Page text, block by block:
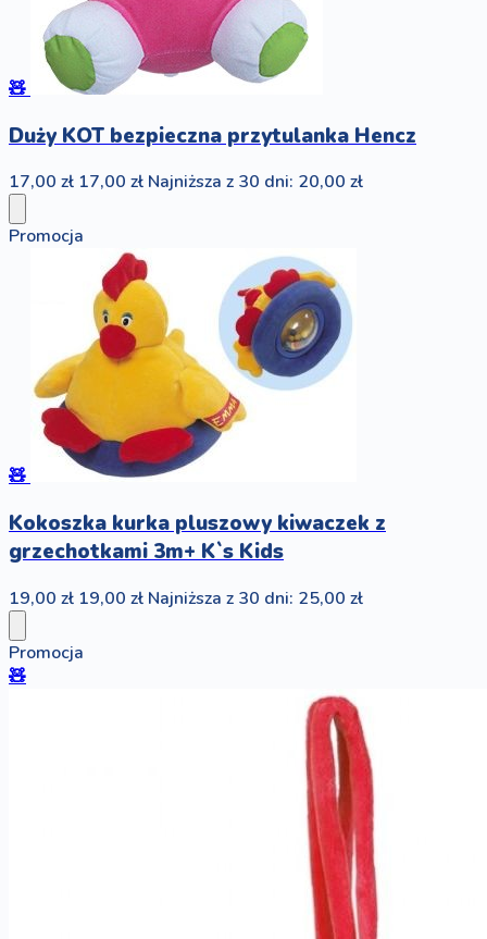
🧸
Duży KOT bezpieczna przytulanka Hencz
17,00 zł 17,00 zł Najniższa z 30 dni: 20,00 zł
Promocja
🧸
Kokoszka kurka pluszowy kiwaczek z
grzechotkami 3m+ K`s Kids
19,00 zł 19,00 zł Najniższa z 30 dni: 25,00 zł
Promocja
🧸